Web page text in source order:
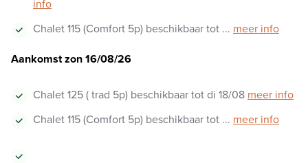
info
Chalet 115 (Comfort 5p) beschikbaar tot ... meer info
Aankomst zon 16/08/26
Chalet 125 ( trad 5p) beschikbaar tot di 18/08 meer info
Chalet 115 (Comfort 5p) beschikbaar tot ... meer info